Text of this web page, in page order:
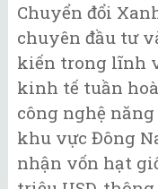
Chuyển đổi
chuyên đầu tư
kiến trong lĩnh
kinh tế tuần
công nghệ
khu vực Đông
nhận vốn hạt